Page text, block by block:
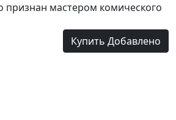
мастером комического
Купить Добавлено